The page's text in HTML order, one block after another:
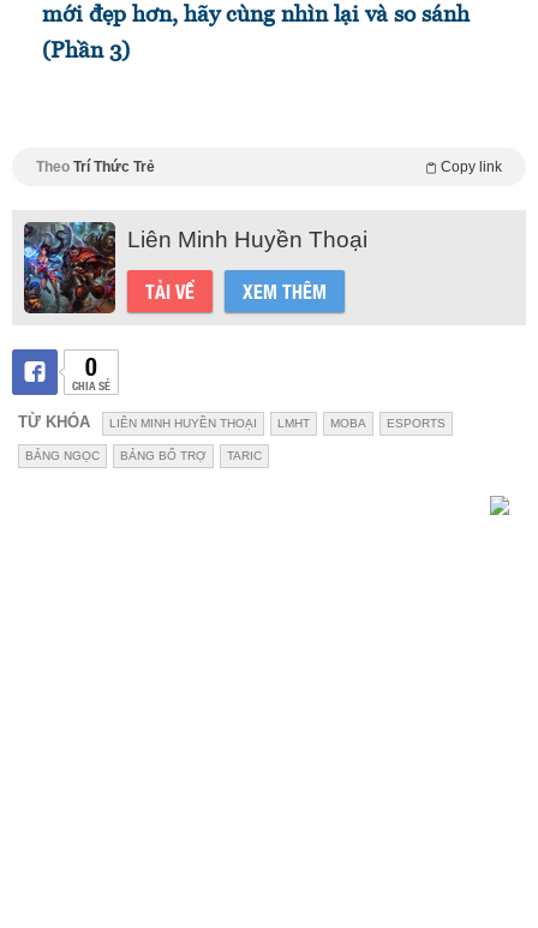
mới đẹp hơn, hãy cùng nhìn lại và so sánh
(Phần 3)
Theo Trí Thức Trẻ Copy link
Liên Minh Huyền Thoại
TẢI VỀ XEM THÊM
0
CHIA SẺ
TỪ KHÓA LIÊN MINH HUYỀN THOẠI LMHT MOBA ESPORTS
BẢNG NGỌC BẢNG BỔ TRỢ TARIC